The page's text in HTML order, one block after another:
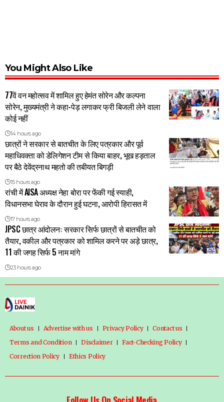
You Might Also Like
77वें वन महोत्सव में शामिल हुए हेमंत सोरेन और कल्पना
सोरेन, मुख्यमंत्री ने कहा-पेड़ लगाकर फ्री बिजली लेने वाला
कोई नहीं
14 hours ago
छात्रों ने सरकार से बातचीत के लिए पत्रकार और पूर्व
महाधिवक्ता को डेलिगेशन टीम से किया बाहर, भूख हड़ताल
पर बैठे देवेंद्रनाथ महतो की तबीयत बिगड़ी
15 hours ago
रांची में AISA अध्यक्ष नेहा बोरा पर फेंकी गई स्याही,
विधानसभा घेराव के दौरान हुई घटना, आरोपी हिरासत में
17 hours ago
JPSC छात्र आंदोलनः सरकार सिर्फ छात्रों से बातचीत को
तैयार, वकील और पत्रकार को शामिल करने पर अड़े छात्र,
11 की जगह सिर्फ 5 नाम मांगे
23 hours ago
About us Advertise with us Privacy Policy
Contact us
Terms and Condition
Disclaimer
Fact-Checking Policy
Correction Policy
Ethics Policy